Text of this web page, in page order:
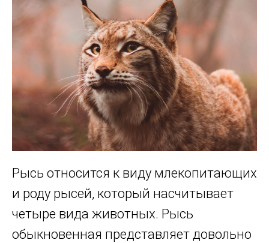
Рысь относится к виду млекопитающих
и роду рысей, который насчитывает
четыре вида животных. Рысь
обыкновенная представляет довольно